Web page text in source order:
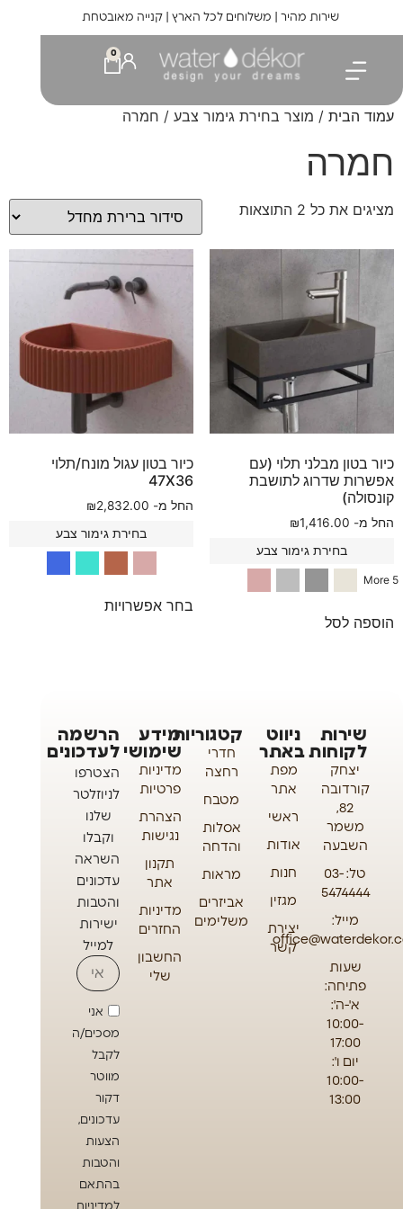
שירות מהיר | משלוחים לכל הארץ | קנייה מאובטחת
0
עמוד הבית / מוצר בחירת גימור צבע / חמרה
חמרה
מציגים את כל ⁦2⁩ התוצאות
כיור בטון מבלני תלוי (עם
אפשרות שדרוג לתושבת
קונסולה)
החל מ- ₪1,416.00
בחירת גימור צבע
5 More
הוספה לסל
כיור בטון עגול מונח/תלוי
47X36
החל מ- ₪2,832.00
בחירת גימור צבע
בחר אפשרויות
שירות
לקוחות
יצחק
קורדובה
82,
משמר
השבעה
טל: 03-
5474444
מייל:
שעות
פתיחה:
א'-ה':
10:00-
17:00
יום ו':
10:00-
13:00
ניווט
באתר
מפת
אתר
ראשי
אודות
חנות
מגזין
יצירת
קשר
קטגוריות
חדרי
רחצה
מטבח
אסלות
והדחה
מראות
אביזרים
משלימים
מידע
שימושי
מדיניות
פרטיות
הצהרת
נגישות
תקנון
אתר
מדיניות
החזרים
החשבון
שלי
הרשמה
לעדכונים
הצטרפו
לניוזלטר
שלנו
וקבלו
השראה
עדכונים
והטבות
ישירות
למייל
אני
מסכים/ה
לקבל
מווטר
דקור
עדכונים,
הצעות
והטבות
בהתאם